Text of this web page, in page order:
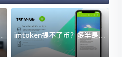
imtoken提不了币？多半是这
几件事没处理好